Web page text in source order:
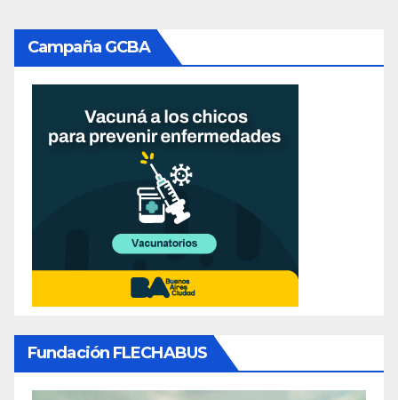
Campaña GCBA
Fundación FLECHABUS